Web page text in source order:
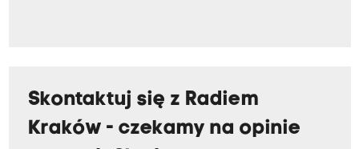
Skontaktuj się z Radiem
Kraków - czekamy na opinie